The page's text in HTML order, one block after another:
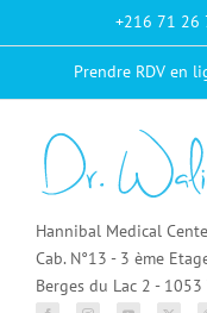
+216 71 26
Prendre RDV en
Hannibal Medical
Cab. N°13 - 3 ème
Berges du Lac 2 - 1053